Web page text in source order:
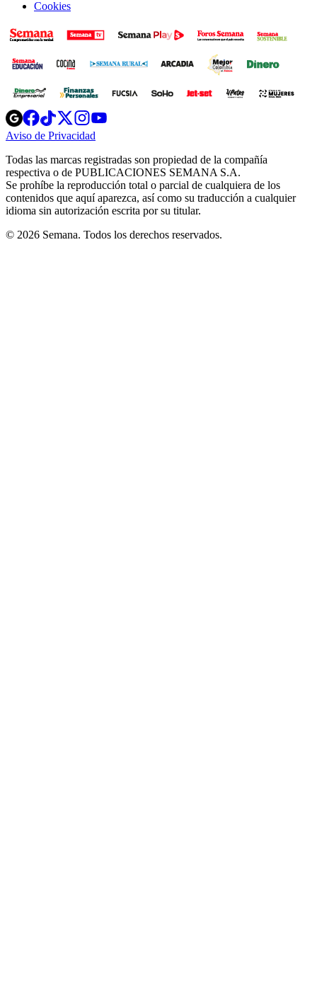
Cookies
Opens
in
new
Opens
in
new
Opens
in
new
window
Opens
new
windowwindow
Aviso de Privacidad
new
window
Todas las marcas registradas son propiedad de la compañía
respectiva o de PUBLICACIONES SEMANA S.A.
Se prohíbe la reproducción total o parcial de cualquiera de los
contenidos que aquí aparezca, así como su traducción a cualquier
idioma sin autorización escrita por su titular.
© 2026 Semana. Todos los derechos reservados.